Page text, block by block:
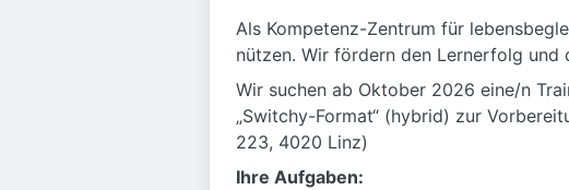
Als Kompetenz-Zentrum für
nützen. Wir fördern den Lernerfolg und
Wir suchen ab Oktober 2026 eine/n
„Switchy-Format“ (hybrid) zur
223, 4020 Linz)
Ihre Aufgaben: